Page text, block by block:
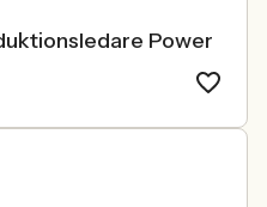
Power